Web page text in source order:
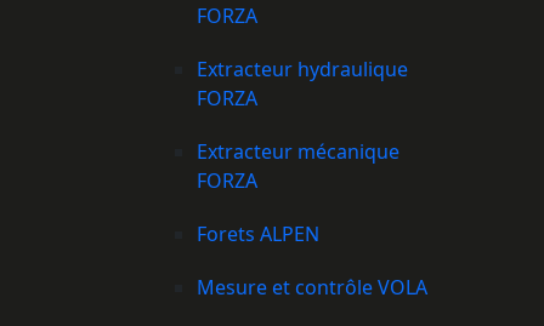
FORZA
Extracteur hydraulique
FORZA
Extracteur mécanique
FORZA
Forets ALPEN
Mesure et contrôle VOLA